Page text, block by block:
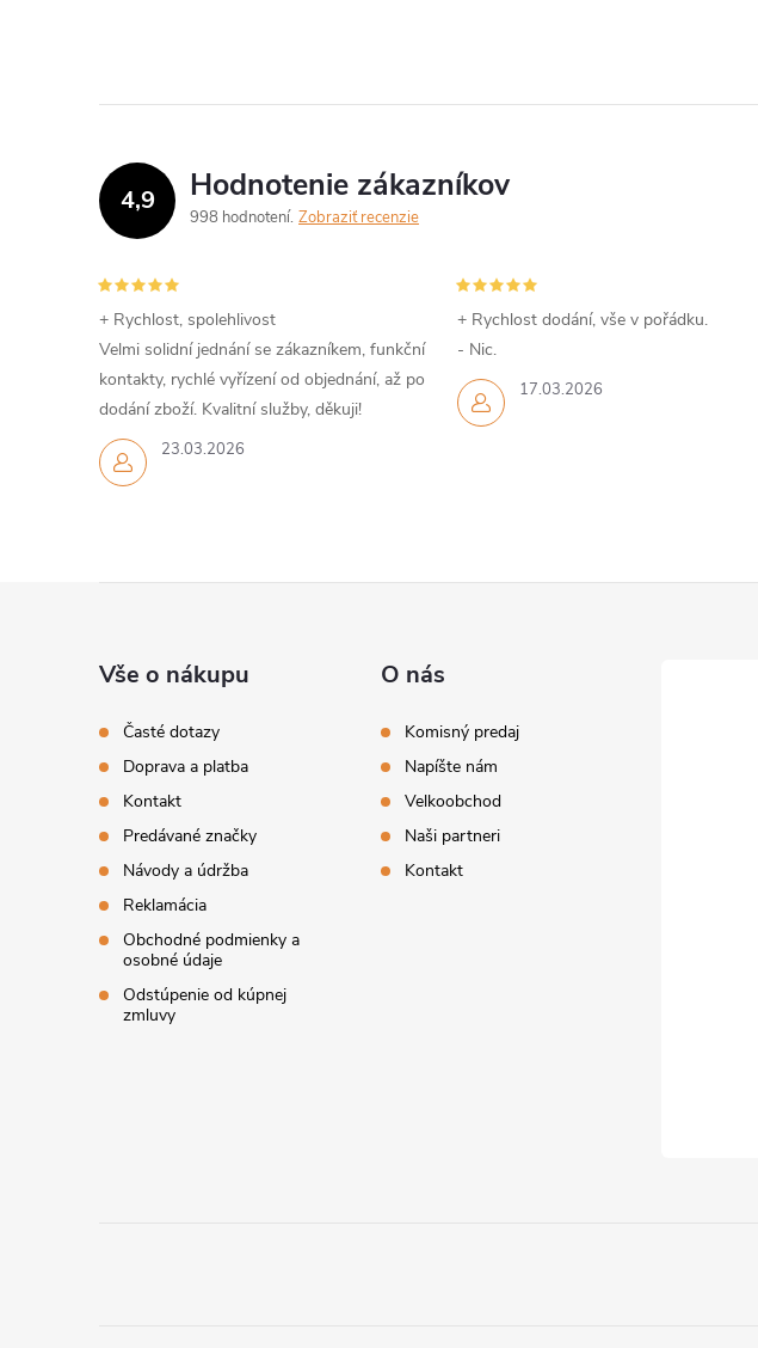
d
a
c
i
e
p
r
v
p
i
s
u
4,9 Hodnotenie zákazníkov
998 hodnotení Zobraziť recenzie
23.03.2026
+ Rychlost, spolehlivost
Velmi solidní jednání se zákazníkem, funkční
kontakty, rychlé vyřízení od objednání, až po
dodání zboží. Kvalitní služby, děkuji!
17.03.2026
+ Rychlost dodání, vše v pořádku.
- Nic.
Vše o nákupu
Časté dotazy
Doprava a platba
Kontakt
Predávané značky
Návody a údržba
Reklamácia
Obchodné podmienky a
osobné údaje
Odstúpenie od kúpnej
zmluvy
O nás
Komisný predaj
Napíšte nám
Velkoobchod
Naši partneri
Kontakt